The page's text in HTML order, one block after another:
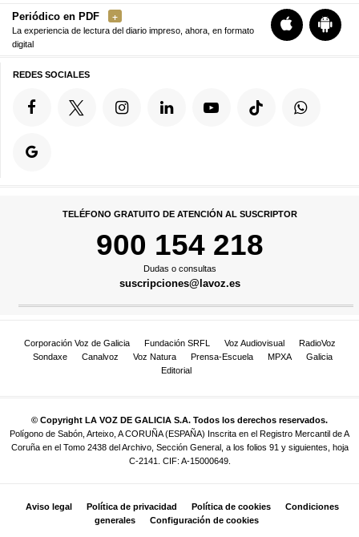
Periódico en PDF
La experiencia de lectura del diario impreso, ahora, en formato
digital
REDES SOCIALES
TELÉFONO GRATUITO DE ATENCIÓN AL SUSCRIPTOR
900 154 218
Dudas o consultas
suscripciones@lavoz.es
Corporación Voz de Galicia Fundación SRFL Voz Audiovisual
RadioVoz
Sondaxe
Canalvoz Voz Natura Prensa-Escuela MPXA
Galicia
Editorial
© Copyright LA VOZ DE GALICIA S.A. Todos los derechos reservados.
Polígono de Sabón, Arteixo, A CORUÑA (ESPAÑA) Inscrita en el Registro Mercantil de A
Coruña en el Tomo 2438 del Archivo, Sección General, a los folios 91 y siguientes, hoja
C-2141. CIF: A-15000649.
Aviso legal Política de privacidad Política de cookies
Condiciones
generales
Configuración de cookies